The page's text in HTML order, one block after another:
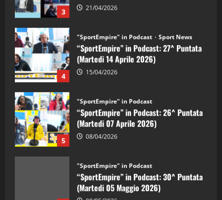
3 21/04/2026
4
"SportEmpire" in Podcast Sport News
“SportEmpire” in Podcast: 27^ Puntata
(Martedi 14 Aprile 2026)
15/04/2026
5
"SportEmpire" in Podcast
“SportEmpire” in Podcast: 26^ Puntata
(Martedi 07 Aprile 2026)
08/04/2026
"SportEmpire" in Podcast
“SportEmpire” in Podcast: 30^ Puntata
(Martedi 05 Maggio 2026)